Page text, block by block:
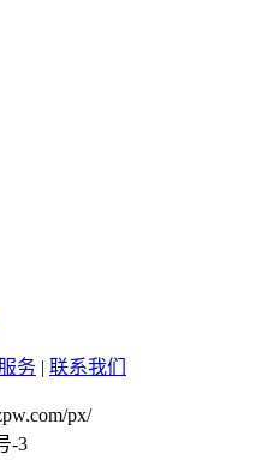
务 | 联系我们
px/
-3